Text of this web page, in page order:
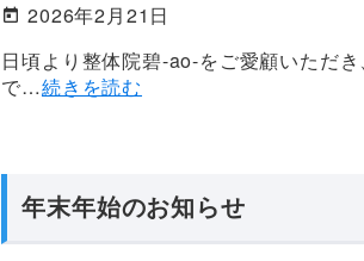
2026年2月21日
日頃より整体院碧-ao-をご愛顧いただ
で…続きを読む
年末年始のお知らせ